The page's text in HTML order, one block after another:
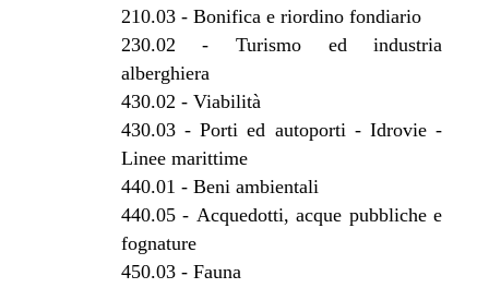
210.03- Bonifica e riordino fondiario
230.02 -Turismo ed industria
alberghiera
430.02 - Viabilità
430.03-Porti ed autoporti - Idrovie -
Linee marittime
440.01 - Beni ambientali
440.05- Acquedotti, acque pubbliche e
fognature
450.03- Fauna